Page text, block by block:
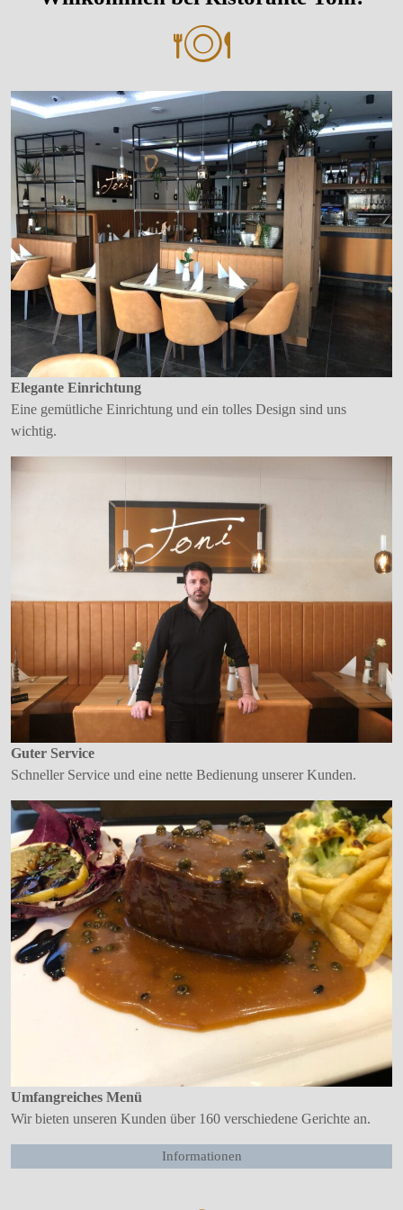
Elegante Einrichtung
Eine gemütliche Einrichtung und ein tolles Design sind uns
wichtig.
Guter Service
Schneller Service und eine nette Bedienung unserer Kunden.
Umfangreiches Menü
Wir bieten unseren Kunden über 160 verschiedene Gerichte an.
Informationen